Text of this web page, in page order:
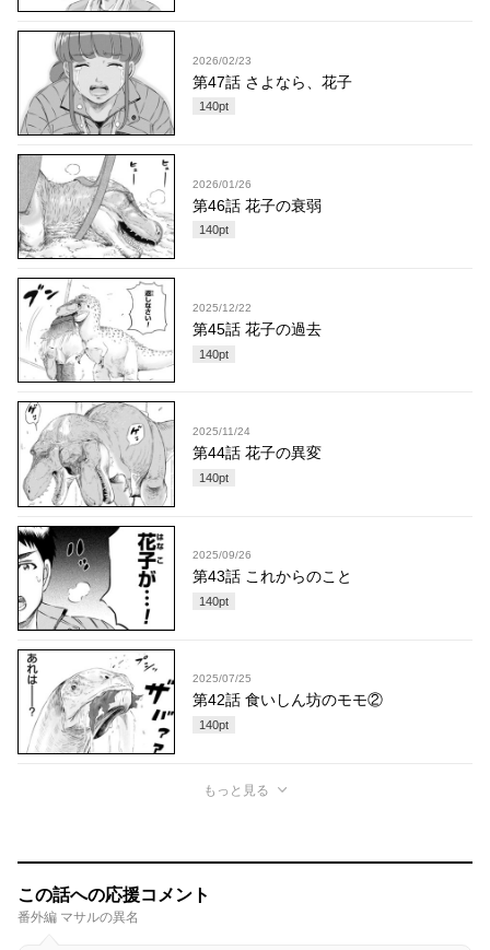
2026/02/23
第47話 さよなら、花子
140pt
2026/01/26
第46話 花子の衰弱
140pt
2025/12/22
第45話 花子の過去
140pt
2025/11/24
第44話 花子の異変
140pt
2025/09/26
第43話 これからのこと
140pt
2025/07/25
第42話 食いしん坊のモモ②
140pt
もっと見る
この話への応援コメント
番外編 マサルの異名